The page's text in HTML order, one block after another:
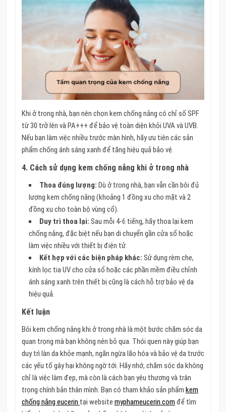
Khi ở trong nhà, bạn nên chọn kem chống nắng có chỉ số SPF
từ 30 trở lên và PA+++ để bảo vệ toàn diện khỏi UVA và UVB.
Nếu bạn làm việc nhiều trước màn hình, hãy ưu tiên các sản
phẩm chống ánh sáng xanh để tăng hiệu quả bảo vệ.
4. Cách sử dụng kem chống nắng khi ở trong nhà
Thoa đúng lượng: Dù ở trong nhà, bạn vẫn cần bôi đủ
lượng kem chống nắng (khoảng 1 đồng xu cho mặt và 2
đồng xu cho toàn bộ vùng cổ).
Duy trì thoa lại: Sau mỗi 4-6 tiếng, hãy thoa lại kem
chống nắng, đặc biệt nếu bạn di chuyển gần cửa sổ hoặc
làm việc nhiều với thiết bị điện tử.
Kết hợp với các biện pháp khác: Sử dụng rèm che,
kính lọc tia UV cho cửa sổ hoặc các phần mềm điều chỉnh
ánh sáng xanh trên thiết bị cũng là cách hỗ trợ bảo vệ da
hiệu quả.
Kết luận
Bôi kem chống nắng khi ở trong nhà là một bước chăm sóc da
quan trọng mà bạn không nên bỏ qua. Thói quen này giúp bạn
duy trì làn da khỏe mạnh, ngăn ngừa lão hóa và bảo vệ da trước
các yếu tố gây hại không ngờ tới. Hãy nhớ, chăm sóc da không
chỉ là việc làm đẹp, mà còn là cách bạn yêu thương và trân
trọng chính bản thân mình. Bạn có tham khảo sản phẩm kem
chống nắng eucerin tại website myphameucerin.com để tìm